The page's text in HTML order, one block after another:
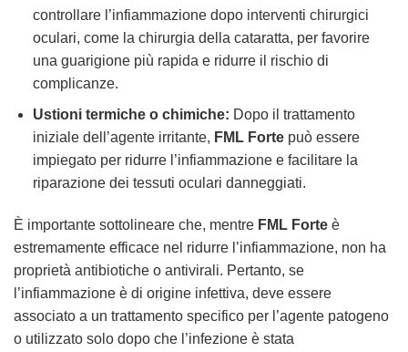
controllare l’infiammazione dopo interventi chirurgici
oculari, come la chirurgia della cataratta, per favorire
una guarigione più rapida e ridurre il rischio di
complicanze.
Ustioni termiche o chimiche: Dopo il trattamento
iniziale dell’agente irritante, FML Fortepuò essere
impiegato per ridurre l’infiammazione e facilitare la
riparazione dei tessuti oculari danneggiati.
È importante sottolineare che, mentre FML Forte è
estremamente efficace nel ridurre l’infiammazione, non ha
proprietà antibiotiche o antivirali. Pertanto, se
l’infiammazione è di origine infettiva, deve essere
associato a un trattamento specifico per l’agente patogeno
o utilizzato solo dopo che l’infezione è stata